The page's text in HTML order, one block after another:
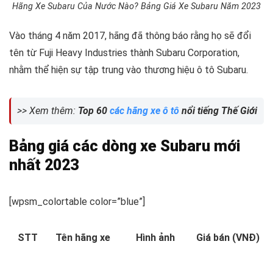
Hãng Xe Subaru Của Nước Nào? Bảng Giá Xe Subaru Năm 2023
Vào tháng 4 năm 2017, hãng đã thông báo rằng họ sẽ đổi
tên từ Fuji Heavy Industries thành Subaru Corporation,
nhằm thể hiện sự tập trung vào thương hiệu ô tô Subaru.
>> Xem thêm: Top 60 các hãng xe ô tô nổi tiếng Thế Giới
Bảng giá các dòng xe Subaru mới
nhất 2023
[wpsm_colortable color=”blue”]
STT Tên hãng xe Hình ảnh Giá bán (VNĐ)